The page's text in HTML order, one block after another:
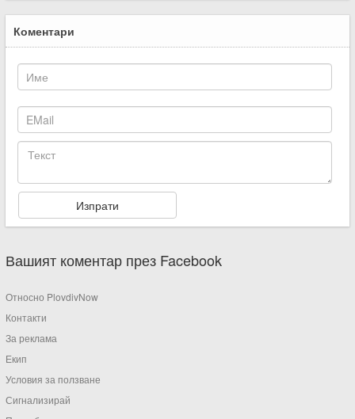
Коментари
Вашият коментар през Facebook
Относно PlovdivNow
Контакти
За реклама
Екип
Условия за ползване
Сигнализирай